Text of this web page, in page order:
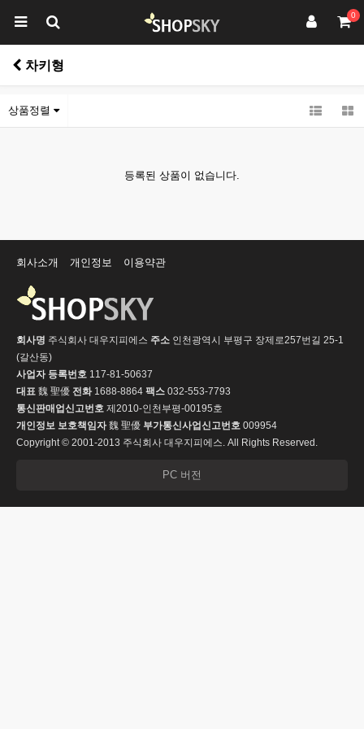
0
차키형
상품정렬
등록된 상품이 없습니다.
회사소개 개인정보 이용약관
회사명 주식회사 대우지피에스 주소 인천광역시 부평구 장제로257번길 25-1
(갈산동)
사업자 등록번호 117-81-50637
대표 魏 聖優 전화1688-8864 팩스 032-553-7793
통신판매업신고번호 제2010-인천부평-00195호
개인정보 보호책임자魏 聖優 부가통신사업신고번호 009954
Copyright © 2001-2013 주식회사 대우지피에스. All Rights Reserved.
PC 버전